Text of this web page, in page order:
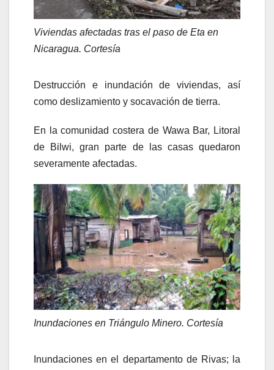
Viviendas afectadas tras el paso de Eta en
Nicaragua. Cortesía
Destrucción e inundación de viviendas, así
como deslizamiento y socavación de tierra.
En la comunidad costera de Wawa Bar, Litoral
de Bilwi, gran parte de las casas quedaron
severamente afectadas.
Inundaciones en Triángulo Minero. Cortesía
Inundaciones en el departamento de Rivas; la